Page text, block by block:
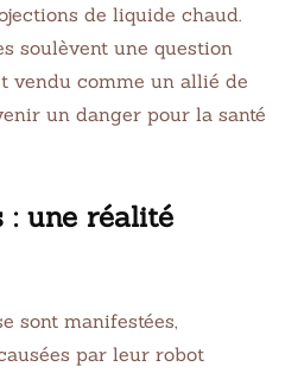
de liquide chaud.
soulèvent une question
vendu comme un allié de
un danger pour la santé
: une réalité
sont manifestées,
par leur robot